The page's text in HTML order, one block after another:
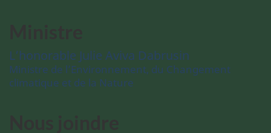
L’honorable Julie Aviva Dabrusin
Ministre de l’Environnement, du Changement
climatique et de la Nature